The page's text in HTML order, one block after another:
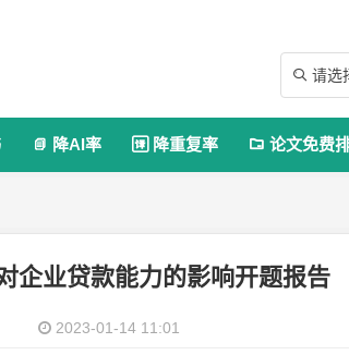
 请选
 降AI率  降重复率  论文免费
企业贷款能力的影响开题报告
2023-01-14 11:01